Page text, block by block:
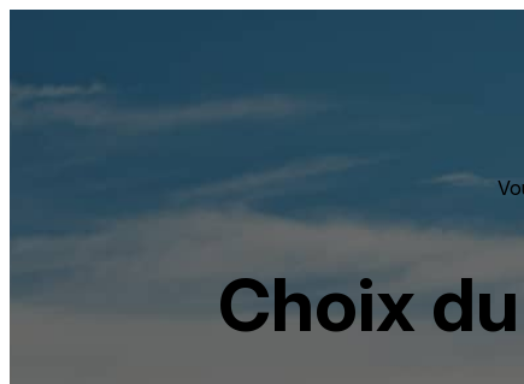
Choix
Panneau de gestion des cookies